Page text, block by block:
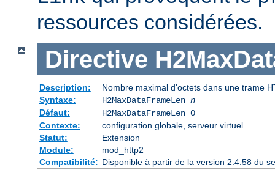
ressources considérées.
Directive
Description:
Nombre maximal d'octets dans une trame
Syntaxe:
H2MaxDataFrameLen n
Défaut:
H2MaxDataFrameLen 0
Contexte:
configuration globale, serveur virtuel
Statut:
Extension
Module:
mod_http2
Compatibilité: Disponible à partir de la version 2.4.58 du